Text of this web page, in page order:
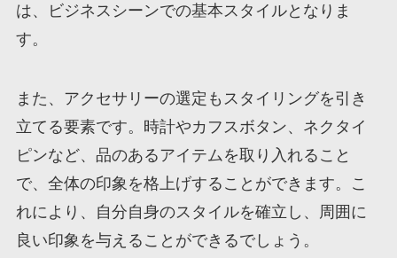
は、ビジネスシーンでの基本スタイルとなりま
す。
また、アクセサリーの選定もスタイリングを引き
立てる要素です。時計やカフスボタン、ネクタイ
ピンなど、品のあるアイテムを取り入れること
で、全体の印象を格上げすることができます。こ
れにより、自分自身のスタイルを確立し、周囲に
良い印象を与えることができるでしょう。